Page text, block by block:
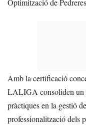
Optimització de
Amb la certificació
LALIGA consoliden un
pràctiques en la gestió
professionalització dels